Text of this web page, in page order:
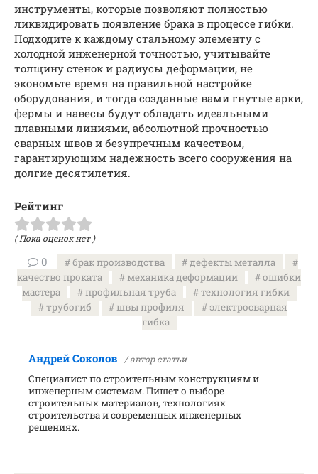
инструменты, которые позволяют полностью
ликвидировать появление брака в процессе гибки.
Подходите к каждому стальному элементу с
холодной инженерной точностью, учитывайте
толщину стенок и радиусы деформации, не
экономьте время на правильной настройке
оборудования, и тогда созданные вами гнутые арки,
фермы и навесы будут обладать идеальными
плавными линиями, абсолютной прочностью
сварных швов и безупречным качеством,
гарантирующим надежность всего сооружения на
долгие десятилетия.
Рейтинг
( Пока оценок нет )
0 брак производства
дефекты металла
качество проката
механика деформации
ошибки
мастера
профильная труба
технология гибки
трубогиб
швы профиля
электросварная
гибка
Андрей Соколов / автор статьи
Специалист по строительным конструкциям и
инженерным системам. Пишет о выборе
строительных материалов, технологиях
строительства и современных инженерных
решениях.